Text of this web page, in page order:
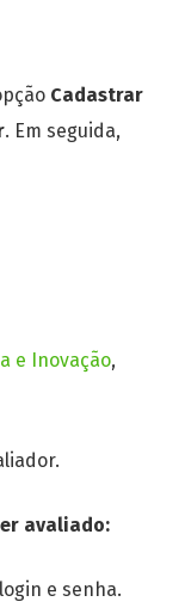
Cadastrar
. Em seguida,
e Inovação,
avaliado:
e senha.